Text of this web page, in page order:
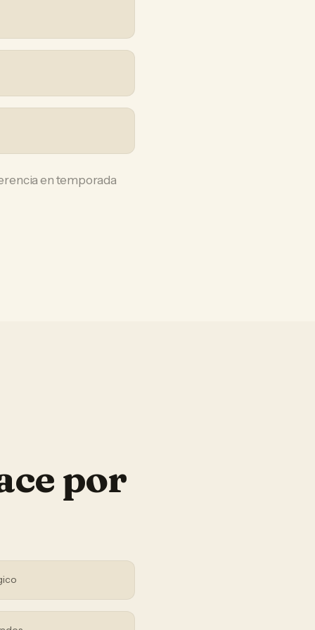
en temporada
por